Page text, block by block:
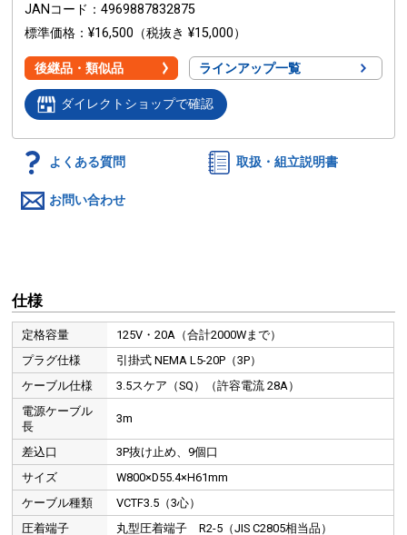
JANコード
4969887832875
標準価格
¥16,500 （税抜き ¥15,000）
後継品・類似品 ラインアップ一覧
ダイレクトショップで確認
よくある質問 取扱・組立説明書
お問い合わせ
仕様
定格容量
125V・20A（合計2000Wまで）
プラグ仕様
引掛式 NEMA L5-20P（3P）
ケーブル仕様
3.5スケア（SQ）（許容電流 28A）
電源ケーブル
長
3m
差込口
3P抜け止め、9個口
サイズ
W800×D55.4×H61mm
ケーブル種類
VCTF3.5（3心）
圧着端子
丸型圧着端子 R2-5（JIS C2805相当品）